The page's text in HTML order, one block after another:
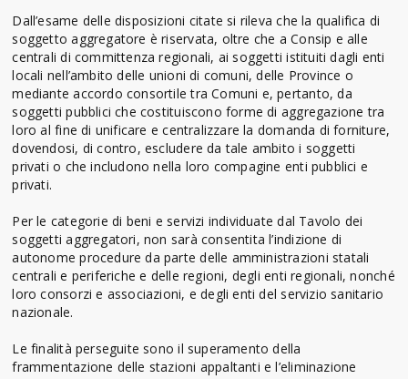
Dall’esame delle disposizioni citate si rileva che la qualifica di
soggetto aggregatore è riservata, oltre che a Consip e alle
centrali di committenza regionali, ai soggetti istituiti dagli enti
locali nell’ambito delle unioni di comuni, delle Province o
mediante accordo consortile tra Comuni e, pertanto, da
soggetti pubblici che costituiscono forme di aggregazione tra
loro al fine di unificare e centralizzare la domanda di forniture,
dovendosi, di contro, escludere da tale ambito i soggetti
privati o che includono nella loro compagine enti pubblici e
privati.
Per le categorie di beni e servizi individuate dal Tavolo dei
soggetti aggregatori, non sarà consentita l’indizione di
autonome procedure da parte delle amministrazioni statali
centrali e periferiche e delle regioni, degli enti regionali, nonché
loro consorzi e associazioni, e degli enti del servizio sanitario
nazionale.
Le finalità perseguite sono il superamento della
frammentazione delle stazioni appaltanti e l’eliminazione